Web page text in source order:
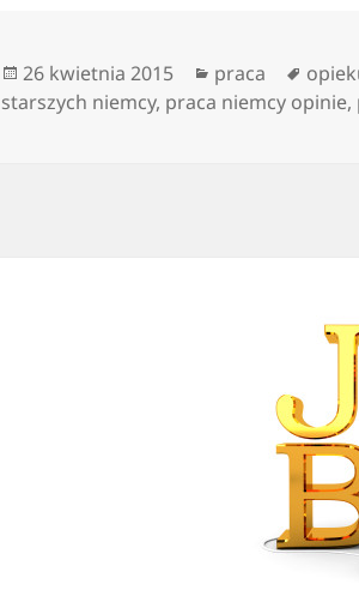
Data
publikacji
26 kwietnia 2015 Kategorie
praca Tagi
starszych niemcy, praca niemcy opinie,